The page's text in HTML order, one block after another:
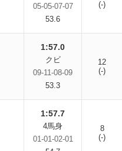
05-05-07-07
53.6
(-)
1:57.0
クビ
09-11-08-09
53.3
12
(-)
1:57.7
4馬身
01-01-02-01
8
(-)